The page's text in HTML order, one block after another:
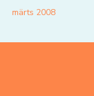
märts 2008